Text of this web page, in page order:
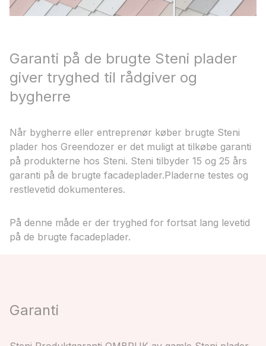
Garanti på de brugte Steni plader
giver tryghed til rådgiver og
bygherre
Når bygherre eller entreprenør køber brugte Steni
plader hos Greendozer er det muligt at tilkøbe garanti
på produkterne hos Steni. Steni tilbyder 15 og 25 års
garanti på de brugte facadeplader.Pladerne testes og
restlevetid dokumenteres.
På denne måde er der tryghed for fortsat lang levetid
på de brugte facadeplader.
Garanti